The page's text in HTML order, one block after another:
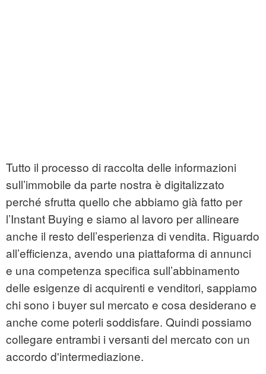
Tutto il processo di raccolta delle informazioni
sull’immobile da parte nostra è digitalizzato
perché sfrutta quello che abbiamo già fatto per
l’Instant Buying e siamo al lavoro per allineare
anche il resto dell’esperienza di vendita. Riguardo
all’efficienza, avendo una piattaforma di annunci
e una competenza specifica sull’abbinamento
delle esigenze di acquirenti e venditori, sappiamo
chi sono i buyer sul mercato e cosa desiderano e
anche come poterli soddisfare. Quindi possiamo
collegare entrambi i versanti del mercato con un
accordo d'intermediazione.